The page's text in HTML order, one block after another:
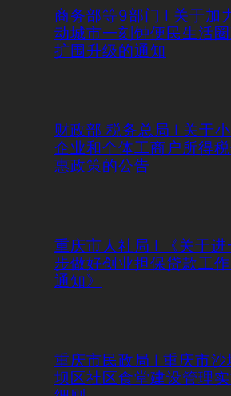
商务部等9部门 | 关于加
动城市一刻钟便民生活
扩围升级的通知
财政部 税务总局 | 关于
企业和个体工商户所得
惠政策的公告
重庆市人社局 | 《关于进
步做好创业担保贷款工
通知》
重庆市民政局 | 重庆市沙
坝区社区食堂建设管理